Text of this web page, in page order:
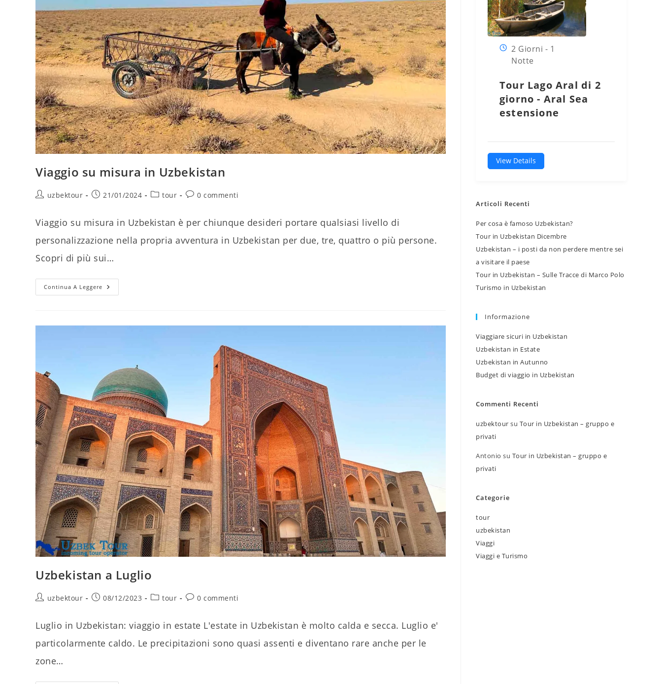
Viaggio su misura in Uzbekistan
Autoreuzbektour
Articolo
21/01/2024
Categoria
tour
Commenti
0 commenti
Viaggio su misura in Uzbekistan è per chiunque desideri portare qualsiasi livello di
personalizzazione nella propria avventura in Uzbekistan per due, tre, quattro o più persone.
Scopri di più sui…
Continua A Leggere Viaggio
Su
Uzbekistan a Luglio
Autoreuzbektour
Articolo
08/12/2023
Categoria
tour
Commenti
0 commenti
Luglio in Uzbekistan: viaggio in estate L'estate in Uzbekistan è molto calda e secca. Luglio e'
particolarmente caldo. Le precipitazioni sono quasi assenti e diventano rare anche per le
zone…
Tour Lago Aral di 2
giorno - Aral Sea
estensione
2 Giorni - 1
Notte
View Details
Articoli Recenti
Per cosa è famoso Uzbekistan?
Tour in Uzbekistan Dicembre
Uzbekistan – i posti da non perdere mentre sei
a visitare il paese
Tour in Uzbekistan – Sulle Tracce di Marco Polo
Turismo in Uzbekistan
Informazione
Viaggiare sicuri in Uzbekistan
Uzbekistan in Estate
Uzbekistan in Autunno
Budget di viaggio in Uzbekistan
Commenti Recenti
uzbektour su Tour in Uzbekistan – gruppo e
privati
Antonio su Tour in Uzbekistan – gruppo e
privati
Categorie
tour
uzbekistan
Viaggi
Viaggi e Turismo